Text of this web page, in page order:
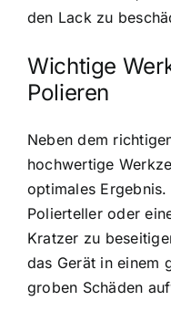
den Lack zu
Wichtige
Polieren
Neben dem
hochwertige
optimales
Polierteller oder
Kratzer zu
das Gerät in einem
groben Schäden